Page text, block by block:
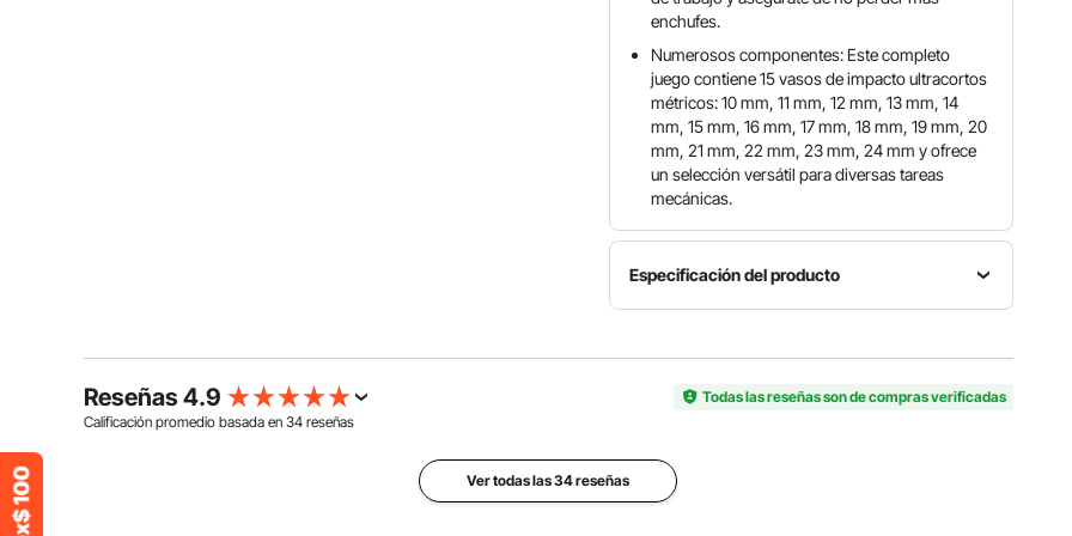
enchufes.
Numerosos componentes: Este completo
juego contiene 15 vasos de impacto ultracortos
métricos: 10 mm, 11 mm, 12 mm, 13 mm, 14
mm, 15 mm, 16 mm, 17 mm, 18 mm, 19 mm, 20
mm, 21 mm, 22 mm, 23 mm, 24 mm y ofrece
un selección versátil para diversas tareas
mecánicas.
Especificación del producto
de
XL3070
Cantidad
Acero de
CR-MO
Reseñas 4.9
Todas las reseñas son de compras verificadas
Calificación promedio basada en 34 reseñas
Ver todas las 34 reseñas